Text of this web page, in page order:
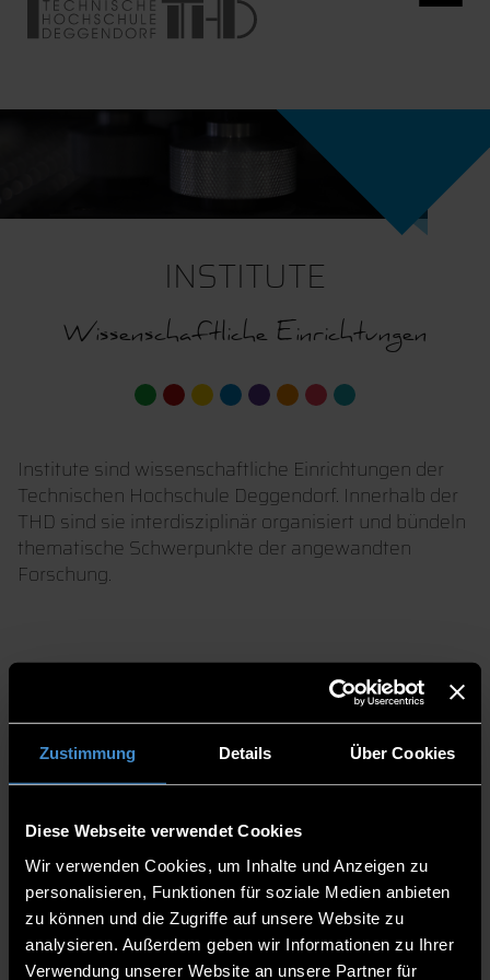
Zustimmung Details Über Cookies
Diese Webseite verwendet Cookies
Wir verwenden Cookies, um Inhalte und Anzeigen zu
personalisieren, Funktionen für soziale Medien anbieten
zu können und die Zugriffe auf unsere Website zu
analysieren. Außerdem geben wir Informationen zu Ihrer
Verwendung unserer Website an unsere Partner für
INSTITUTE
Wissenschaftliche Einrichtungen
Institute sind wissenschaftliche Einrichtungen der
Technischen Hochschule Deggendorf. Innerhalb der
THD sind sie interdisziplinär organisiert und bündeln
thematische Schwerpunkte der angewandten
Forschung.
DIE INSTITUTE
IM ÜBERBLICK
FRAUNHOFER
ANWENDUNGSZENTRUM CT IN
DER MESSTECHNICK (CTMT)
INSTITUT FÜR QUALITÄTS- &
MATERIALANALYSEN (IQMA)